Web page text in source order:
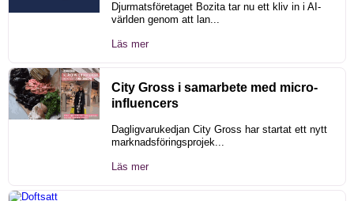
Djurmatsföretaget Bozita tar nu ett kliv in i AI-
världen genom att lan...
Läs mer
City Gross i samarbete med micro-
influencers
Dagligvarukedjan City Gross har startat ett nytt
marknadsföringsprojek...
Läs mer